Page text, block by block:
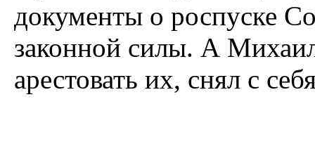
документы о роспуске
законной силы. А
арестовать их, снял с